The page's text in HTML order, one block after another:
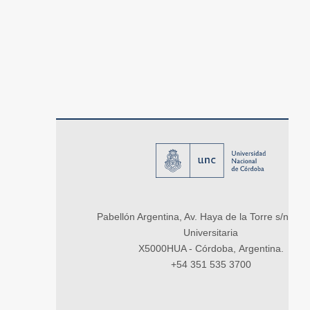
Pabellón Argentina, Av. Haya de la Torre s/n,
Universitaria
X5000HUA - Córdoba, Argentina.
+54 351 535 3700